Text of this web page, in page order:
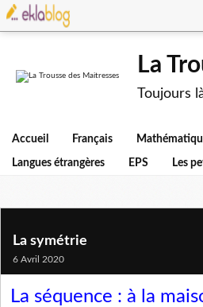
La
Toujours
Accueil Français
Langues étrangères EPS Les
La symétrie
6 Avril 2020
La séquence : à la